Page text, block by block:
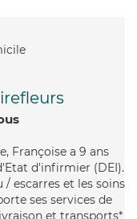
Françoise a 9 ans
d'infirmier (DEI).
escarres et les soins
ses services de
et transports*